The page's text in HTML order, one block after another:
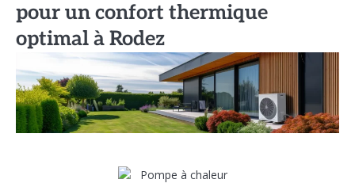
pour un confort thermique
optimal à Rodez